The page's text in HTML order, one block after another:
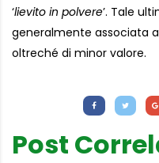
‘lievito in polvere’. Tale
generalmente associata
oltreché di minor valore.
Post